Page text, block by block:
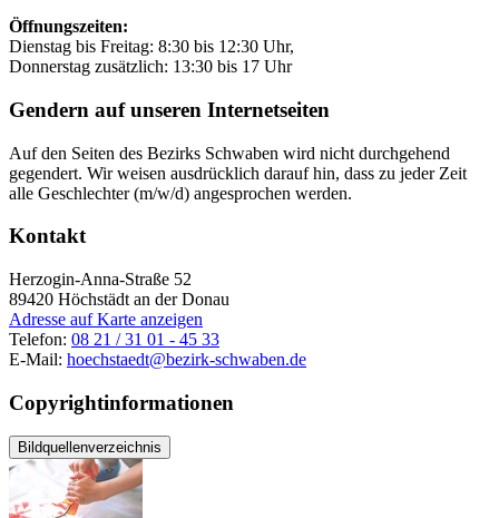
Öffnungszeiten:
Dienstag bis Freitag: 8:30 bis 12:30 Uhr,
Donnerstag zusätzlich: 13:30 bis 17 Uhr
Gendern auf unseren Internetseiten
Auf den Seiten des Bezirks Schwaben wird nicht durchgehend
gegendert. Wir weisen ausdrücklich darauf hin, dass zu jeder Zeit
alle Geschlechter (m/w/d) angesprochen werden.
Kontakt
Herzogin-Anna-Straße 52
89420 Höchstädt an der Donau
Adresse auf Karte anzeigen
Telefon: 08 21 / 31 01 - 45 33
E-Mail: hoechstaedt@bezirk-schwaben.de
Copyrightinformationen
Bildquellenverzeichnis